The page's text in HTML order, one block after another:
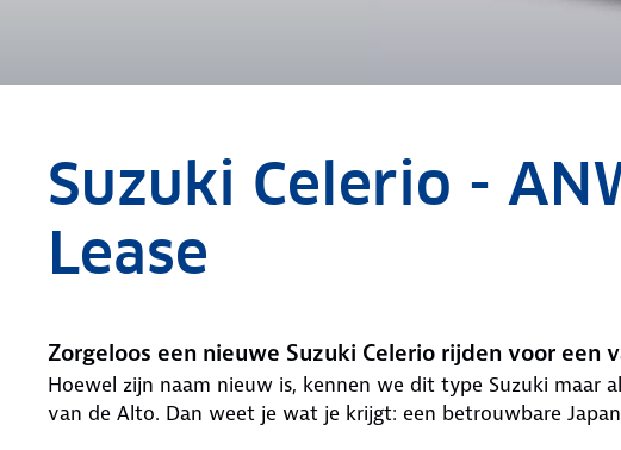
Suzuki Celerio -
Lease
Zorgeloos een nieuwe Suzuki Celerio rijden voor een
Hoewel zijn naam nieuw is, kennen we dit type Suzuki maar
van de Alto. Dan weet je wat je krijgt: een betrouwbare